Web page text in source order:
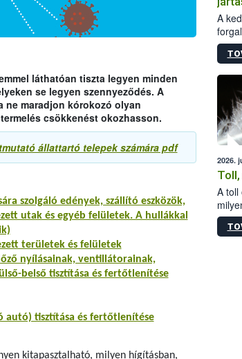
láthatóan tiszta legyen minden
se legyen szennyeződés. A
maradjon kórokozó olyan
csökkenést okozhasson.
állattartó telepek számára pdf
szolgáló edények, szállító eszközök,
utak és egyéb felületek. A hullákkal
területek és felületek
nyílásainak, ventillátorainak,
belső tisztítása és fertőtlenítése
autó) tisztítása és fertőtlenítése
kitapasztalható, milyen hígításban,
A
2026.
A toll